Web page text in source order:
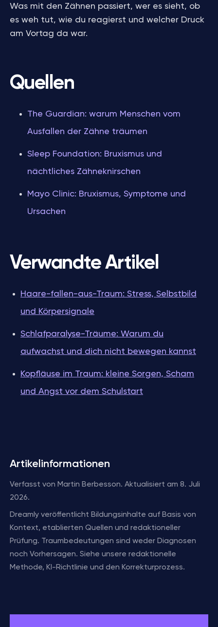
Was mit den Zähnen passiert, wer es sieht, ob
es weh tut, wie du reagierst und welcher Druck
am Vortag da war.
Quellen
The Guardian: warum Menschen vom
Ausfallen der Zähne träumen
Sleep Foundation: Bruxismus und
nächtliches Zähneknirschen
Mayo Clinic: Bruxismus, Symptome und
Ursachen
Verwandte Artikel
Haare-fallen-aus-Traum: Stress, Selbstbild
und Körpersignale
Schlafparalyse-Träume: Warum du
aufwachst und dich nicht bewegen kannst
Kopfläuse im Traum: kleine Sorgen, Scham
und Angst vor dem Schulstart
Artikelinformationen
Verfasst von Martin Berbesson. Aktualisiert am 8. Juli
2026.
Dreamly veröffentlicht Bildungsinhalte auf Basis von
Kontext, etablierten Quellen und redaktioneller
Prüfung. Traumbedeutungen sind weder Diagnosen
noch Vorhersagen. Siehe unsere redaktionelle
Methode, KI-Richtlinie und den Korrekturprozess.